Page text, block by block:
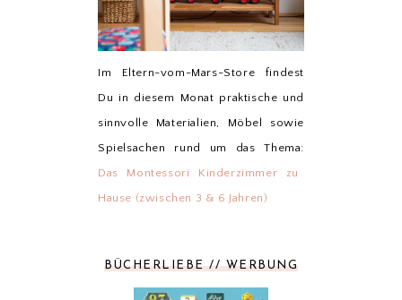
Im Eltern-vom-Mars-Store findest
Du in diesem Monat praktische und
sinnvolle Materialien, Möbel sowie
Spielsachen rund um das Thema:
Das Montessori Kinderzimmer zu
Hause (zwischen 3 & 6 Jahren)
BÜCHERLIEBE // WERBUNG